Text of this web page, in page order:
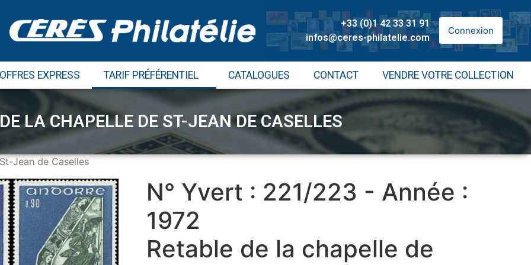
+33 (0)1 42 33 31 91
infos@ceres-philatelie.com
Connexion
EXPRESS TARIF PRÉFÉRENTIEL CATALOGUES CONTACT VENDRE VOTRE COLLECTION
LA CHAPELLE DE ST-JEAN DE CASELLES
Jean de Caselles
N° Yvert : 221/223 - Année :
1972
Retable de la chapelle de